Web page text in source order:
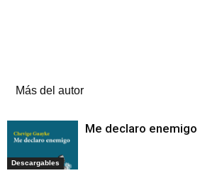
Más del autor
Descargables
Me declaro enemigo